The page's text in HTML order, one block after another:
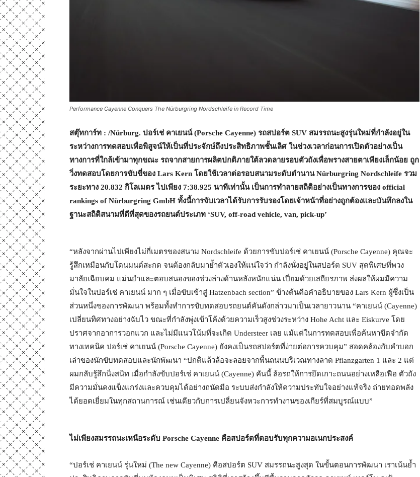
Performance Cayenne Conquers The Nürburgring Nordschleife in Record Time
สตุ๊ทการ์ท : /Nürburg. ปอร์เช่ คาเยนน์ (Porsche Cayenne) รถสปอร์ต SUV สมรรถนะสูงรุ่นใหม่ที่กำลังอยู่ใน
ระหว่างการทดสอบเพื่อพิสูจน์ให้เป็นที่ประจักษ์ถึงประสิทธิภาพชั้นเลิศ ในช่วงเวลาก่อนการเปิดตัวอย่างเป็น
ทางการที่ใกล้เข้ามาทุกขณะ รถจากสายการผลิตปกติภายใต้ลวดลายรอบตัวถังเพื่อพรางสายตาเพียงเล็กน้อย ถูก
วิ่งทดสอบโดยการขับขี่ของ Lars Kern โดยใช้เวลาต่อรอบสนามระดับตำนานNürburgring Nordschleife รวม
ระยะทาง 20.832 กิโลเมตร ไปเพียง 7:38.925 นาทีเท่านั้น เป็นการทำลายสถิติอย่างเป็นทางการของ official
rankings of Nürburgring GmbH ทั้งนี้การจับเวลาได้รับการรับรองโดยเจ้าหน้าที่อย่างถูกต้องและบันทึกลงใน
ฐานะสถิติสนามที่ดีที่สุดของรถยนต์ประเภท ‘SUV, off-road vehicle, van, pick-up’
“หลังจากผ่านไปเพียงไม่กี่เมตรของสนาม Nordschleife ด้วยการขับปอร์เช่ คาเยนน์ (Porsche Cayenne) คุณจะ
รู้สึกเหมือนกับโดนมนต์สะกด จนต้องกลับมาย้ำตัวเองให้แน่ใจว่า กำลังนั่งอยู่ในสปอร์ต SUV สุดพิเศษที่พวง
มาลัยเฉียบคม แม่นยำและตอบสนองของช่วงล่างด้านหลังหนักแน่น เปี่ยมด้วยเสถียรภาพ ส่งผลให้ผมมีความ
มั่นใจในปอร์เช่ คาเยนน์ มาก ๆ เมื่อขับเข้าสู่ Hatzenbach section” ข้างต้นคือคำอธิบายของ Lars Kern ผู้ซึ่งเป็น
ส่วนหนึ่งของการพัฒนา พร้อมทั้งทำการขับทดสอบรถยนต์คันดังกล่าวมาเป็นเวลายาวนาน “คาเยนน์ (Cayenne)
เปลี่ยนทิศทางอย่างฉับไว ขณะที่กำลังพุ่งเข้าโค้งด้วยความเร็วสูงช่วงระหว่าง Hohe Acht และ Eiskurve โดย
ปราศจากอาการวอกแวก และไม่มีแนวโน้มที่จะเกิด Understeer เลย แม้แต่ในการทดสอบเพื่อค้นหาขีดจำกัด
ทางเทคนิค ปอร์เช่ คาเยนน์ (Porsche Cayenne) ยังคงเป็นรถสปอร์ตที่ง่ายต่อการควบคุม” สอดคล้องกับคำบอก
เล่าของนักขับทดสอบและนักพัฒนา “ปกติแล้วล้อจะลอยจากพื้นถนนบริเวณทางลาด Pflanzgarten 1 และ 2 แต่
ผมกลับรู้สึกนิ่งสนิท เมื่อกำลังขับปอร์เช่ คาเยนน์ (Cayenne) คันนี้ ล้อรถให้การยึดเกาะถนนอย่างเหลือเฟือ ตัวถัง
มีความมั่นคงแข็งแกร่งและควบคุมได้อย่างถนัดมือ ระบบส่งกำลังให้ความประทับใจอย่างแท้จริง ถ่ายทอดพลัง
ได้ยอดเยี่ยมในทุกสถานการณ์ เช่นเดียวกับการเปลี่ยนจังหวะการทำงานของเกียร์ที่สมบูรณ์แบบ”
ไม่เพียงสมรรถนะเหนือระดับ Porsche Cayenne คือสปอร์ตที่ตอบรับทุกความอเนกประสงค์
“ปอร์เช่ คาเยนน์ รุ่นใหม่ (The new Cayenne) คือสปอร์ต SUV สมรรถนะสูงสุด ในขั้นตอนการพัฒนา เราเน้นย้ำ